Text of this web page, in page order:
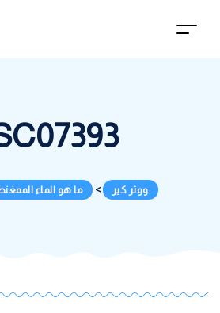
ووتر كير > ما هو الماء